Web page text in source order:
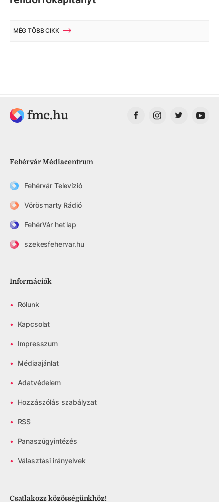
MÉG TÖBB CIKK
fmc.hu
Fehérvár Médiacentrum
Fehérvár Televízió
Vörösmarty Rádió
FehérVár hetilap
szekesfehervar.hu
Információk
• Rólunk
• Kapcsolat
• Impresszum
• Médiaajánlat
• Adatvédelem
• Hozzászólás szabályzat
• RSS
• Panaszügyintézés
• Választási irányelvek
Csatlakozz közösségünkhöz!